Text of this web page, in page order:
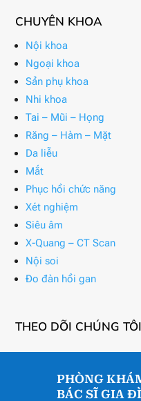
CHUYÊN KHOA
Nội khoa
Ngoại khoa
Sản phụ khoa
Nhi khoa
Tai – Mũi – Họng
Răng – Hàm – Mặt
Da liễu
Mắt
Phục hồi chức năng
Xét nghiệm
Siêu âm
X-Quang – CT Scan
Nội soi
Đo đàn hồi gan
THEO DÕI CHÚNG TÔI
PHÒNG
BÁC SĨ GIA